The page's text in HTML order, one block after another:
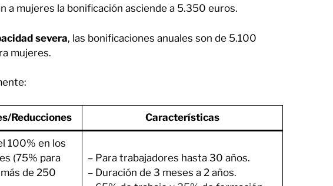
mujeres la bonificación asciende a 5.350 euros.
severa, las bonificaciones anuales son de 5.100
mujeres.
Reducciones Características
100% en los
(75% para
de 250
– Para trabajadores hasta 30 años.
– Duración de 3 meses a 2 años.